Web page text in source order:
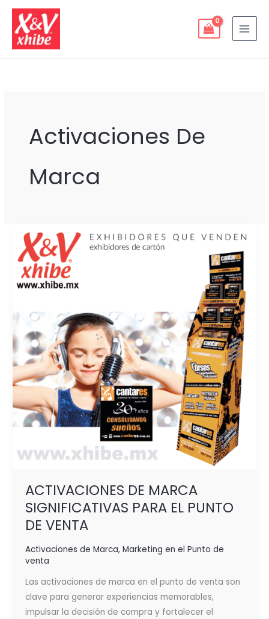
contenido
Activaciones De
Marca
ACTIVACIONES DE MARCA
SIGNIFICATIVAS PARA EL PUNTO
DE VENTA
Activaciones de Marca, Marketing en el Punto de
venta
Las activaciones de marca en el punto de venta son
clave para generar experiencias memorables,
impulsar la decisión de compra y fortalecer el
ACTIVACIONES
DE
MARCA
SIGNIFICATIVAS
PARA
PUNTO
DE
VENTA